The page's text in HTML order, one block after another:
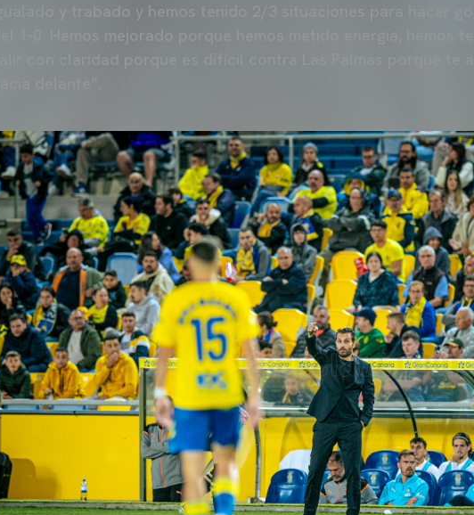
igualado y trabado y hemos tenido 2/3 situaciones para hacer
del 1-0. Hemos mejorado porque hemos metido energía, hemos